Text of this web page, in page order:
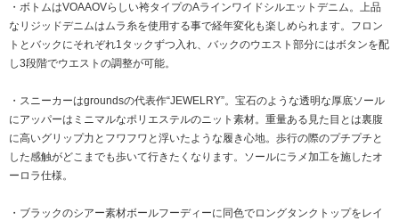
・ボトムはVOAAOVらしい袴タイプのAラインワイドシルエットデニム。上品
なリジッドデニムはムラ糸を使用する事で経年変化も楽しめられます。フロン
トとバックにそれぞれ1タックずつ入れ、バックのウエスト部分にはボタンを配
し3段階でウエストの調整が可能。
・スニーカーはgroundsの代表作“JEWELRY”。宝石のような透明な厚底ソール
にアッパーはミニマルなポリエステルのニット素材。重量ある見た目とは裏腹
に高いグリップ力とフワフワと浮いたような履き心地。歩行の際のプチプチと
した感触がどこまでも歩いて行きたくなります。ソールにラメ加工を施したオ
ーロラ仕様。
・ブラックのシアー素材ボールフーディーに同色でロングタンクトップをレイ